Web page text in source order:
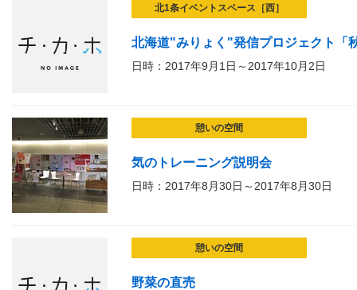
北1条イベントスペース［西］
北海道"みりょく"発信プロジェクト「
日時：2017年9月1日～2017年10月2日
憩いの空間
気のトレーニング説明会
日時：2017年8月30日～2017年8月30日
憩いの空間
野菜の直売